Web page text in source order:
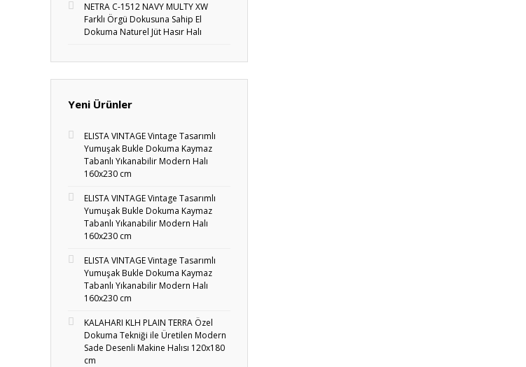
NETRA C-1512 NAVY MULTY XW
Farklı Örgü Dokusuna Sahip El
Dokuma Naturel Jüt Hasır Halı
Yeni Ürünler
ELISTA VINTAGE Vintage Tasarımlı
Yumuşak Bukle Dokuma Kaymaz
Tabanlı Yıkanabilir Modern Halı
160x230 cm
ELISTA VINTAGE Vintage Tasarımlı
Yumuşak Bukle Dokuma Kaymaz
Tabanlı Yıkanabilir Modern Halı
160x230 cm
ELISTA VINTAGE Vintage Tasarımlı
Yumuşak Bukle Dokuma Kaymaz
Tabanlı Yıkanabilir Modern Halı
160x230 cm
KALAHARI KLH PLAIN TERRA Özel
Dokuma Tekniği ile Üretilen Modern
Sade Desenli Makine Halısı 120x180
cm